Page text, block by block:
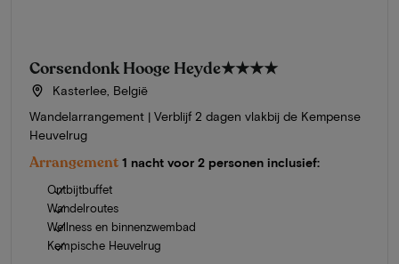
Corsendonk Hooge Heyde★★★★
Kasterlee, België
Wandelarrangement | Verblijf 2 dagen vlakbij de Kempense
Heuvelrug
Arrangement 1 nacht voor 2 personen inclusief:
Ontbijtbuffet
Wandelroutes
Wellness en binnenzwembad
Kempische Heuvelrug